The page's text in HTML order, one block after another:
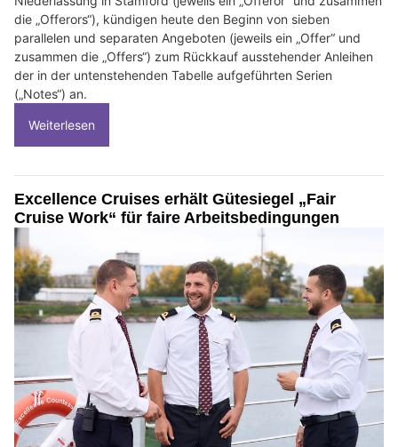
die „Offerors“), kündigen heute den Beginn von sieben
parallelen und separaten Angeboten (jeweils ein „Offer“ und
zusammen die „Offers“) zum Rückkauf ausstehender Anleihen
der in der untenstehenden Tabelle aufgeführten Serien
(„Notes“) an.
Weiterlesen
Excellence Cruises erhält Gütesiegel „Fair
Cruise Work“ für faire Arbeitsbedingungen